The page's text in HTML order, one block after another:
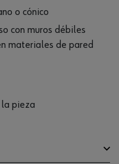
o cónico
con muros débiles
materiales de pared
la pieza